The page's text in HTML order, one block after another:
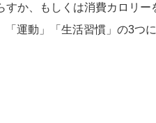
か、もしくは消費カロリー
運動」「生活習慣」の3つに